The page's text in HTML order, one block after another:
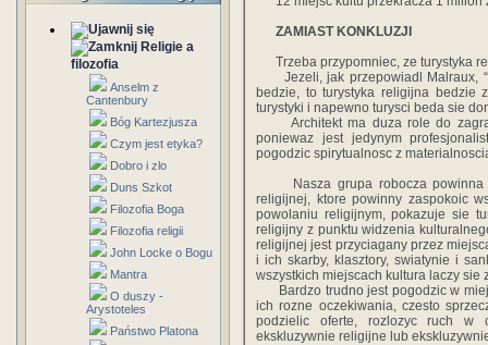
Religie a
filozofia
Anselm z
Cantenbury
Bóg Kartezjusza
Czym jest etyka?
Dobro i zlo
Duns Szkot
Filozofia Boga
Filozofia religii
John Locke o Bogu
Mantra
O duszy -
Arystoteles
Państwo Platona
ZAMIAST KONKLUZJI
Trzeba przypomniec, ze turystyka
Jezeli, jak przepowiadl Malraux, “
bedzie, to turystyka religijna bedzie
turystyki i napewno turysci beda sie
Architekt ma duza role do
poniewaz jest jedynym
pogodzic spirytualnosc z
Nasza grupa robocza powinna
religijnej, ktore powinny zaspokoic
powolaniu religijnym, pokazuje sie
religijny z punktu widzenia
religijnej jest przyciagany przez
i ich skarby, klasztory, swiatynie i
wszystkich miejscach kultura laczy sie
Bardzo trudno jest pogodzic w
ich rozne oczekiwania, czesto
podzielic oferte, rozlozyc ruch w
ekskluzywnie religijne lub